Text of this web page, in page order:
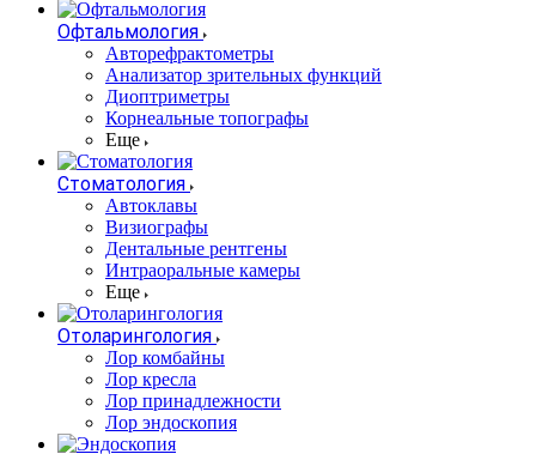
Офтальмология
Авторефрактометры
Анализатор зрительных функций
Диоптриметры
Корнеальные топографы
Еще
Стоматология
Автоклавы
Визиографы
Дентальные рентгены
Интраоральные камеры
Еще
Отоларингология
Лор комбайны
Лор кресла
Лор принадлежности
Лор эндоскопия